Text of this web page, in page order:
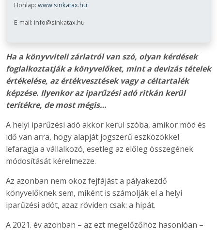
Honlap: www.sinkatax.hu
E-mail: info@sinkatax.hu
Ha a könyvviteli zárlatról van szó, olyan kérdések
foglalkoztatják a könyvelőket, mint a devizás tételek
értékelése, az értékvesztések vagy a céltartalék
képzése. Ilyenkor az iparűzési adó ritkán kerül
terítékre, de most mégis…
A helyi iparűzési adó akkor kerül szóba, amikor mód és
idő van arra, hogy alapját jogszerű eszközökkel
lefaragja a vállalkozó, esetleg az előleg összegének
módosítását kérelmezze.
Az azonban nem okoz fejfájást a pályakezdő
könyvelőknek sem, miként is számolják el a helyi
iparűzési adót, azaz röviden csak: a hipát.
A 2021. év azonban – az ezt megelőzőhöz hasonlóan –